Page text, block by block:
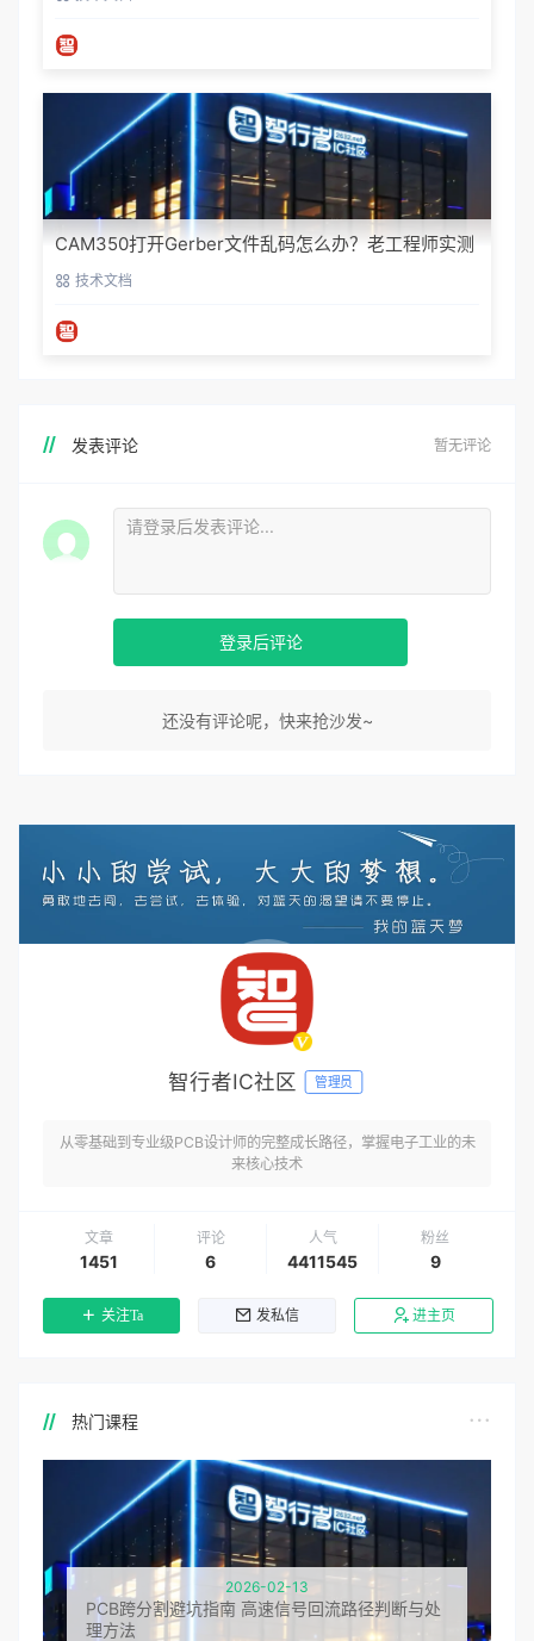
CAM350打开Gerber文件乱码怎么办？老工程师实测
避坑指南
技术文档
发表评论 暂无评论
登录后评论
还没有评论呢，快来抢沙发~
智行者IC社区 管理员
从零基础到专业级PCB设计师的完整成长路径，掌握电子工业的未
来核心技术
文章
1451
评论
6
人气
4411545
粉丝
9
关注Ta 发私信 进主页
热门课程
2026-02-13
PCB跨分割避坑指南 高速信号回流路径判断与处
理方法